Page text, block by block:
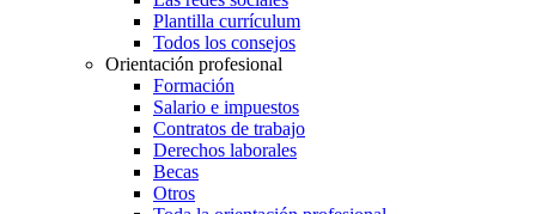
Plantilla currículum
Todos los consejos
Orientación profesional
Formación
Salario e impuestos
Contratos de trabajo
Derechos laborales
Becas
Otros